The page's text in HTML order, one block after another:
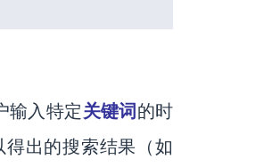
输入特定关键词的时
出的搜索结果（如